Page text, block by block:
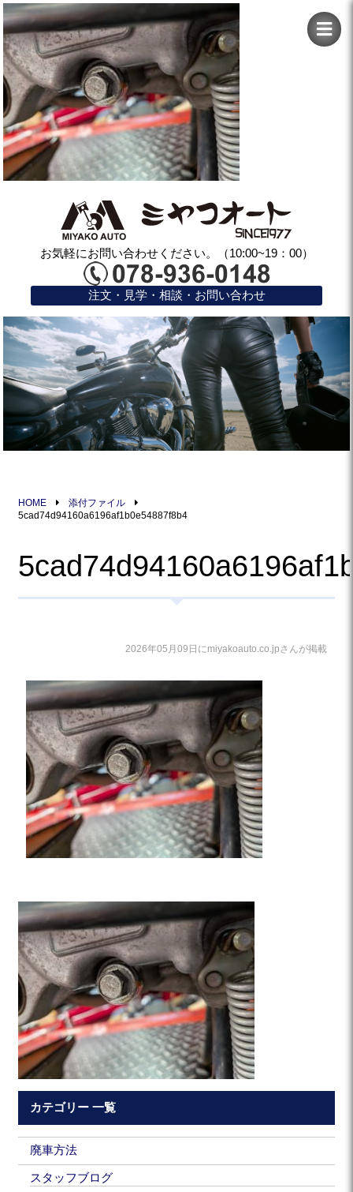
お気軽にお問い合わせください。（10:00~19：00）
注文・見学・相談・お問い合わせ
HOME
添付ファイル
5cad74d94160a6196af1b0e54887f8b4
2026年05月09日にmiyakoauto.co.jpさんが掲載
カテゴリー 一覧
廃車方法
スタッフブログ